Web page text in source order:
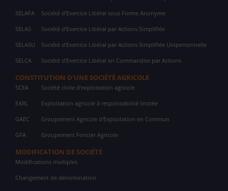
SELAFA Société d'Exercice Libéral sous Forme Anonyme
SELAS Société d'Exercice Libéral par Actions Simplifiée
SELASU Société d'Exercice Libéral par Actions Simplifiée Unipersonnelle
SELCA Société d'Exercice Libéral en Commandite par Actions
CONSTITUTION D'UNE SOCIÉTÉ AGRICOLE
SCEA Société civile d'exploitation agricole
EARL Exploitation agricole à responsabilité limitée
GAEC Groupement Agricole d'Exploitation en Commun
GFA Groupement Foncier Agricole
MODIFICATION DE SOCIÉTÉ
Modifications multiples
Changement de dénomination